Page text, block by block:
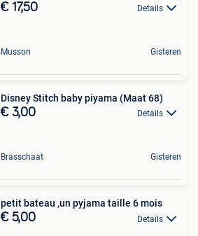
€ 17,50 Details
Musson Gisteren
Disney Stitch baby piyama (Maat 68)
€ 3,00 Details
Brasschaat Gisteren
petit bateau ,un pyjama taille 6 mois
€ 5,00 Details